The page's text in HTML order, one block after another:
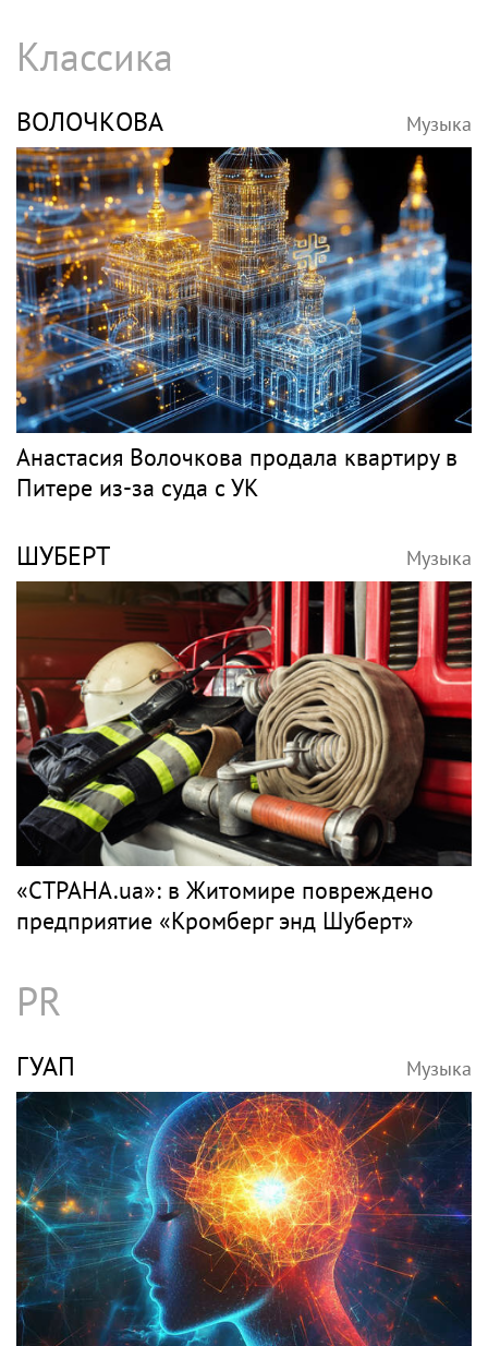
Классика
ВОЛОЧКОВА Музыка
Анастасия Волочкова продала квартиру в
Питере из-за суда с УК
ШУБЕРТ Музыка
«СТРАНА.ua»: в Житомире повреждено
предприятие «Кромберг энд Шуберт»
PR
ГУАП Музыка